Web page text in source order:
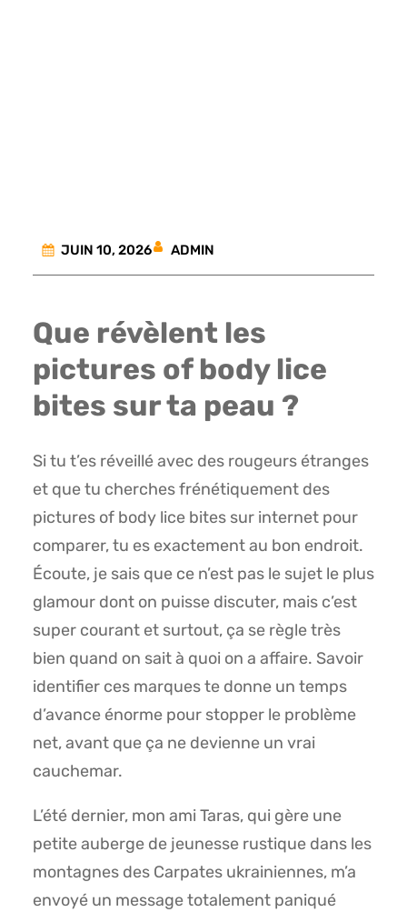
JUIN 10, 2026 ADMIN
Que révèlent les
pictures of body lice
bites sur ta peau ?
Si tu t’es réveillé avec des rougeurs étranges
et que tu cherches frénétiquement des
pictures of body lice bites sur internet pour
comparer, tu es exactement au bon endroit.
Écoute, je sais que ce n’est pas le sujet le plus
glamour dont on puisse discuter, mais c’est
super courant et surtout, ça se règle très
bien quand on sait à quoi on a affaire. Savoir
identifier ces marques te donne un temps
d’avance énorme pour stopper le problème
net, avant que ça ne devienne un vrai
cauchemar.
L’été dernier, mon ami Taras, qui gère une
petite auberge de jeunesse rustique dans les
montagnes des Carpates ukrainiennes, m’a
envoyé un message totalement paniqué